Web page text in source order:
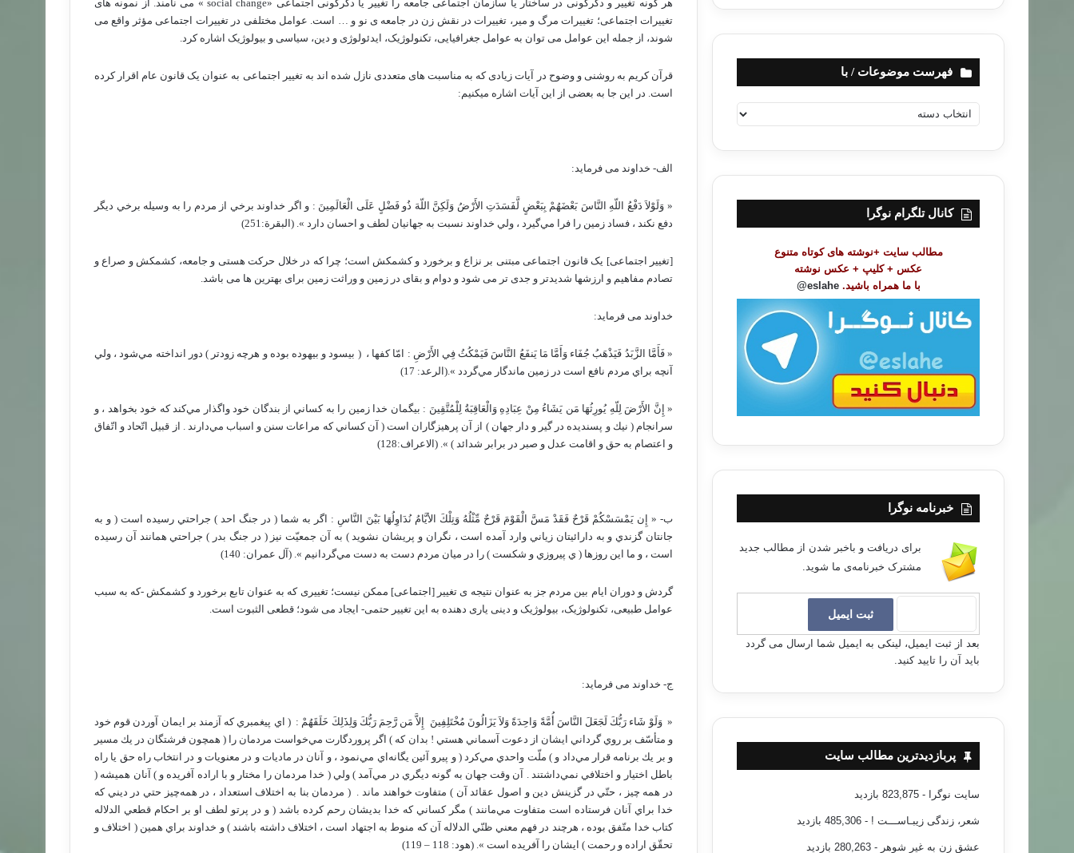
هر گونه تغییر و دگرگونی در ساختار یا سازمان اجتماعی جامعه را تغییر یا دگرگونی اجتماعی «social change» می نامند. از نمونه های
تغییرات اجتماعی؛ تغییرات مرگ و میر، تغییرات در نقش زن در جامعه ی نو و … است. عوامل مختلفی در تغییرات اجتماعی مؤثر واقع می
شوند، از جمله این عوامل می توان به عوامل جغرافیایی، تکنولوژیک، ایدئولوژی و دین، سیاسی و بیولوژیک اشاره کرد.
قرآن کریم به روشنی و وضوح در آیات زیادی که به مناسبت های متعددی نازل شده اند به تغییر اجتماعی به عنوان یک قانون عام اقرار کرده
است. در این جا به بعضی از این آیات اشاره می­کنیم:
الف- خداوند می فرماید:
« وَلَوْلاَ دَفْعُ اللّهِ النَّاسَ بَعْضَهُمْ بِبَعْضٍ لَّفَسَدَتِ الأَرْضُ وَلَكِنَّ اللّهَ ذُو فَضْلٍ عَلَى الْعَالَمِينَ : و اگر خداوند برخي از مردم را به وسيله برخي ديگر
دفع نكند ، فساد زمين را فرا مي‌گيرد ، ولي خداوند نسبت به جهانيان لطف و احسان دارد ». (البقرة:251)
[تغییر اجتماعی] یک قانون اجتماعی مبتنی بر نزاع و برخورد و کشمکش است؛ چرا که در خلال حرکت هستی و جامعه، کشمکش و صراع و
تصادم مفاهیم و ارزش­ها شدیدتر و جدی تر می شود و دوام و بقای در زمین و وراثت زمین برای بهترین ها می باشد.
خداوند می فرماید:
« فَأَمَّا الزَّبَدُ فَيَذْهَبُ جُفَاء وَأَمَّا مَا يَنفَعُ النَّاسَ فَيَمْكُثُ فِي الأَرْضِ : امّا كفها ، ( بيسود و بيهوده بوده و هرچه زودتر ) دور انداخته مي‌شود ، ولي
آنچه براي مردم نافع است در زمين ماندگار مي‌گردد ».(الرعد: 17)
« إِنَّ الأَرْضَ لِلّهِ يُورِثُهَا مَن يَشَاءُ مِنْ عِبَادِهِ وَالْعَاقِبَةُ لِلْمُتَّقِينَ : بيگمان خدا زمين را به كساني از بندگان خود واگذار مي‌كند كه خود بخواهد ، و
سرانجام ( نيك و پسنديده در گير و دار جهان ) از آن پرهيزگاران است ( آن كساني كه مراعات سنن و اسباب مي‌دارند . از قبيل اتّحاد و اتّفاق
و اعتصام به حق و اقامت عدل و صبر در برابر شدائد ) ». (الاعراف:128)
ب- « إِن يَمْسَسْكُمْ قَرْحٌ فَقَدْ مَسَّ الْقَوْمَ قَرْحٌ مِّثْلُهُ وَتِلْكَ الأيَّامُ نُدَاوِلُهَا بَيْنَ النَّاسِ : اگر به شما ( در جنگ احد ) جراحتي رسيده است ( و به
جانتان گزندي و به دارائيتان زياني وارد آمده است ، نگران و پريشان نشويد ) به آن جمعيّت نيز ( در جنگ بدر ) جراحتي همانند آن رسيده
است ، و ما اين روزها ( ي پيروزي و شكست ) را در ميان مردم دست به دست مي‌گردانيم ». (آل عمران: 140)
گردش و دوران ایام بین مردم جز به عنوان نتیجه ی تغییر [اجتماعی] ممکن نیست؛ تغییری که به عنوان تابع برخورد و کشمکش -که به سبب
عوامل طبیعی، تکنولوژیک، بیولوژیک و دینی یاری دهنده به این تغییر حتمی- ایجاد می شود؛ قطعی الثبوت است.
ج- خداوند می فرماید:
« ‏ وَلَوْ شَاء رَبُّكَ لَجَعَلَ النَّاسَ أُمَّةً وَاحِدَةً وَلاَ يَزَالُونَ مُخْتَلِفِينَ ‏ إِلاَّ مَن رَّحِمَ رَبُّكَ وَلِذَلِكَ خَلَقَهُمْ : ‏ ( اي پيغمبري كه آزمند بر ايمان آوردن قوم خود
و متأسّف بر روي گرداني ايشان از دعوت آسماني هستي ! بدان كه ) اگر پروردگارت مي‌خواست مردمان را ( همچون فرشتگان در يك مسير
و بر يك برنامه قرار مي‌داد و ) ملّت واحدي مي‌كرد ( و پيرو آئين يگانه‌اي مي‌نمود ، و آنان در ماديات و در معنويات و در انتخاب راه حق يا راه
باطل اختيار و اختلافي نمي‌داشتند . آن وقت جهان به گونه ديگري در مي‌آمد ) ولي ( خدا مردمان را مختار و با اراده آفريده و ) آنان هميشه (
در همه چيز ، حتّي در گزينش دين و اصول عقائد آن ) متفاوت خواهند ماند . ‏ ( مردمان بنا به اختلاف استعداد ، در همه‌چيز حتي در ديني كه
خدا براي آنان فرستاده است متفاوت مي‌مانند ) مگر كساني كه خدا بديشان رحم كرده باشد ( و در پرتو لطف او بر احكام قطعي الدلاله
كتاب خدا متّفق بوده ، هرچند در فهم معني ظنّي الدلاله آن كه منوط به اجتهاد است ، اختلاف داشته باشند ) و خداوند براي همين ( اختلاف و
تحقّق اراده و رحمت ) ايشان را آفريده است ». (هود: 118 – 119)
فهرست موضوعات / با
ه
ت
ض
کانال تلگرام نوگرا
مطالب سایت +نوشته های کوتاه متنوع
عکس + کلیپ + عکس نوشته
با ما همراه باشید. eslahe@
خبرنامه نوگرا
برای دریافت و باخبر شدن از مطالب جدید
مشترک خبرنامه‌ی ما شوید.
بعد از ثبت ایمیل، لینکی به ایمیل شما ارسال می گردد
باید آن را تایید کنید.
پربازدیدترین مطالب سایت
سایت نوگرا - 823,875 بازدید
شعر، زندگی زیبـاســـت ! - 485,306 بازدید
عشق زن به غیر شوهر - 280,263 بازدید